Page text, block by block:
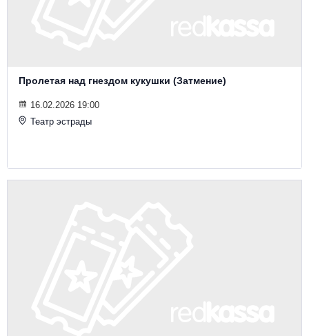
Пролетая над гнездом кукушки (Затмение)
16.02.2026 19:00
Театр эстрады